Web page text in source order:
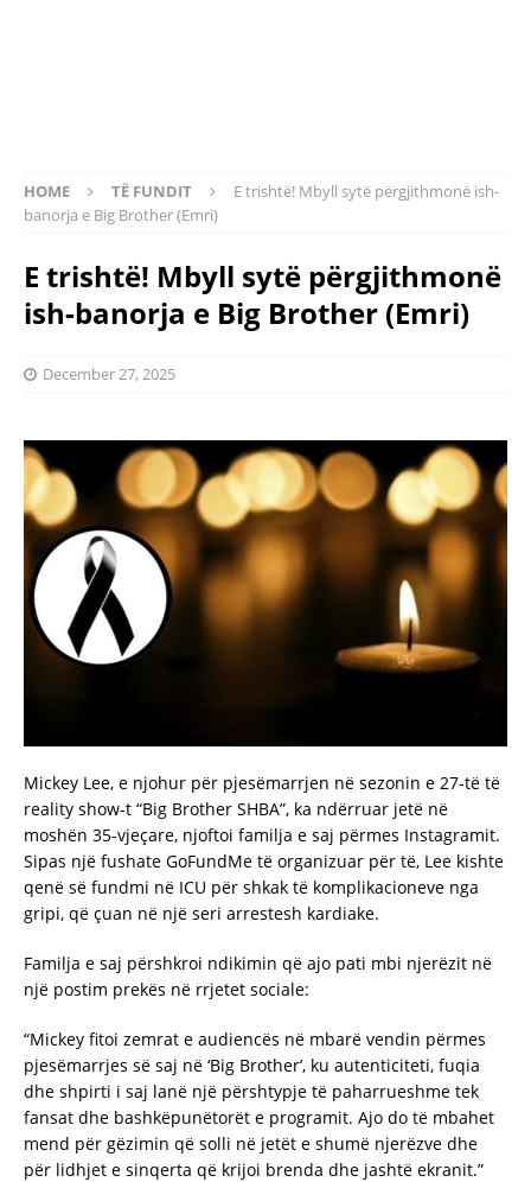
HOME TË FUNDIT
E trishtë! Mbyll sytë përgjithmonë ish-
banorja e Big Brother (Emri)
E trishtë! Mbyll sytë përgjithmonë
ish-banorja e Big Brother (Emri)
December 27, 2025
Mickey Lee, e njohur për pjesëmarrjen në sezonin e 27-të të
reality show-t “Big Brother SHBA”, ka ndërruar jetë në
moshën 35-vjeçare, njoftoi familja e saj përmes Instagramit.
Sipas një fushate GoFundMe të organizuar për të, Lee kishte
qenë së fundmi në ICU për shkak të komplikacioneve nga
gripi, që çuan në një seri arrestesh kardiake.
Familja e saj përshkroi ndikimin që ajo pati mbi njerëzit në
një postim prekës në rrjetet sociale:
“Mickey fitoi zemrat e audiencës në mbarë vendin përmes
pjesëmarrjes së saj në ‘Big Brother’, ku autenticiteti, fuqia
dhe shpirti i saj lanë një përshtypje të paharrueshme tek
fansat dhe bashkëpunëtorët e programit. Ajo do të mbahet
mend për gëzimin që solli në jetët e shumë njerëzve dhe
për lidhjet e sinqerta që krijoi brenda dhe jashtë ekranit.”